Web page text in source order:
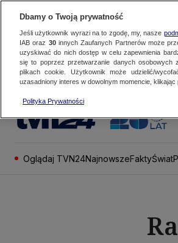
Oglądaj TVN24NajnowszeFaktyŚwiat
Dbamy o Twoją prywatność
Jeśli użytkownik wyrazi na to zgodę, my, nasze
IAB oraz 30innych Zaufanych Partnerów może
uzyskiwać do nich dostęp w celu zapewnienia
się to poprzez przetwarzanie danych osobowych
plikach cookie. Użytkownik może udzielić/
uzasadniony interes w dowolnym momencie, klikając
Polityka Prywatności